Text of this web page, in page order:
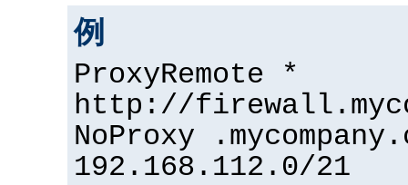
例
ProxyRemote *
http://
NoProxy
192.168.112.0/21